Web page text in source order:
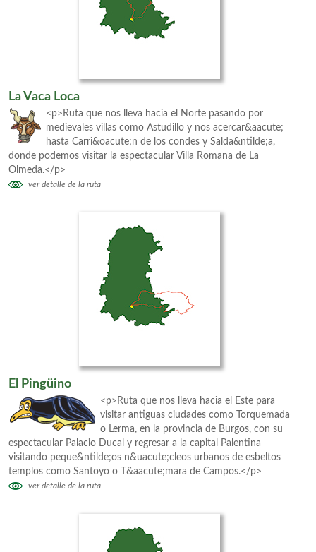
La Vaca Loca
<p>Ruta que nos lleva hacia el Norte pasando por
medievales villas como Astudillo y nos acercar&aacute;
hasta Carri&oacute;n de los condes y Salda&ntilde;a,
donde podemos visitar la espectacular Villa Romana de La
Olmeda.</p>
ver detalle de la ruta
El Pingüino
<p>Ruta que nos lleva hacia el Este para
visitar antiguas ciudades como Torquemada
o Lerma, en la provincia de Burgos, con su
espectacular Palacio Ducal y regresar a la capital Palentina
visitando peque&ntilde;os n&uacute;cleos urbanos de esbeltos
templos como Santoyo o T&aacute;mara de Campos.</p>
ver detalle de la ruta